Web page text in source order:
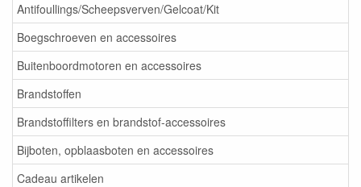
Antifoullings/Scheepsverven/Gelcoat/Kit
Boegschroeven en accessoires
Buitenboordmotoren en accessoires
Brandstoffen
Brandstoffilters en brandstof-accessoires
Bijboten, opblaasboten en accessoires
Cadeau artikelen